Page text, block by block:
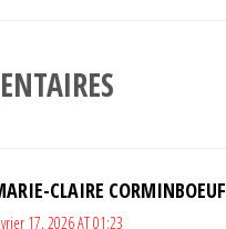
CLAIRE CORMINBOEUF
17, 2026 AT 01:23